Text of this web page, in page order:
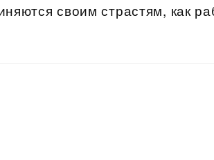
своим страстям, как